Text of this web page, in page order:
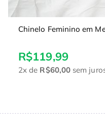
Chinelo Feminino em
R$119,99
2x de R$60,00 sem